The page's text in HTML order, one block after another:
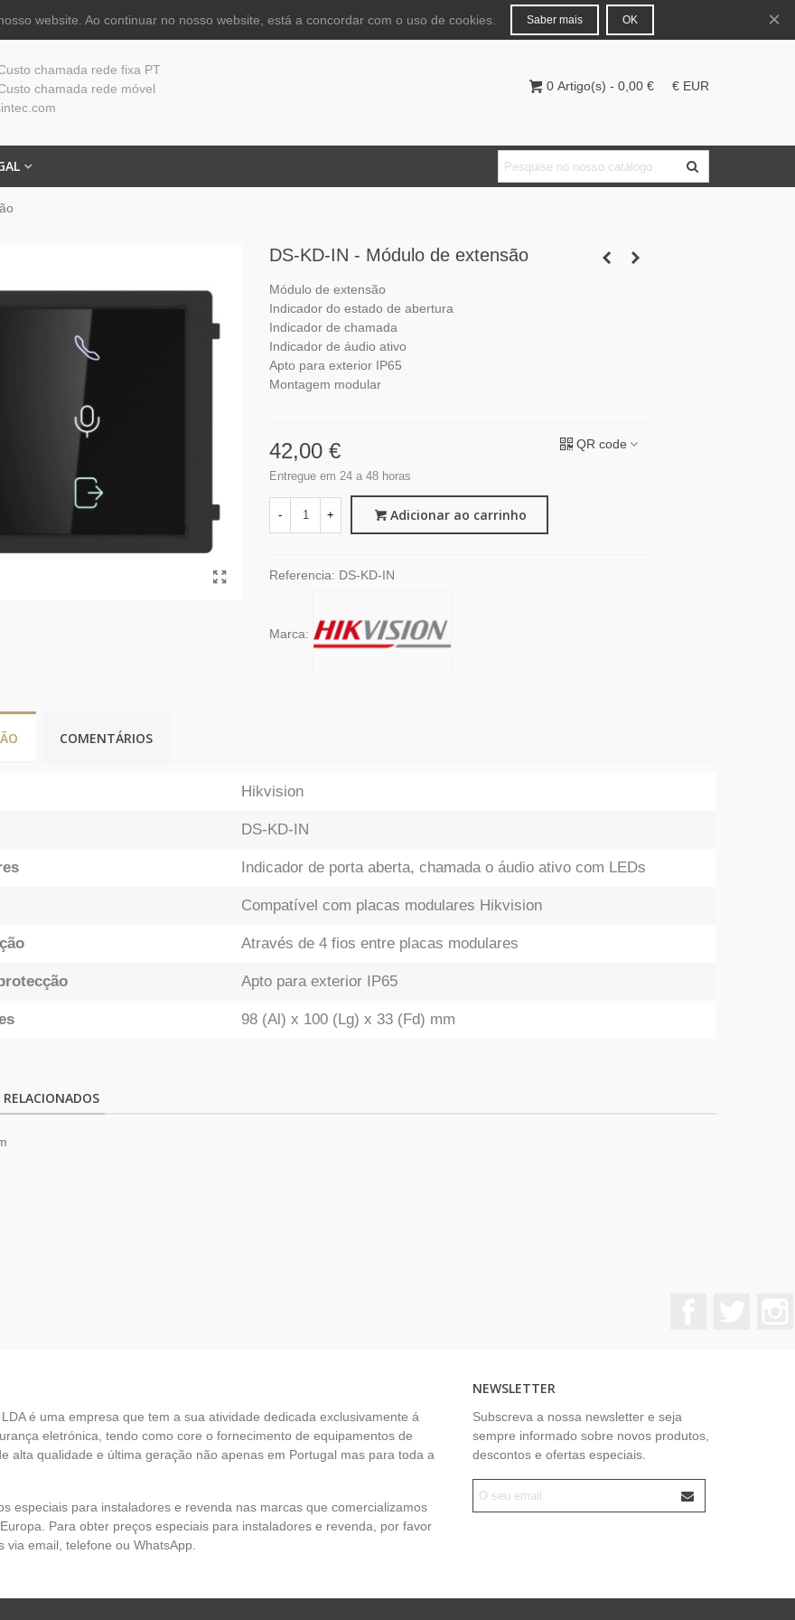
Português
chamada rede fixa PT
chamada rede móvel
0 Artigo(s) - 0,00 € € EUR
DS-KD-IN - Módulo de extensão
Módulo de extensão
Indicador do estado de abertura
Indicador de chamada
Indicador de áudio ativo
Apto para exterior IP65
Montagem modular
42,00 €
Entregue em 24 a 48 horas
QR code
- + Adicionar ao carrinho
Referencia: DS-KD-IN
Marca:
COMENTÁRIOS
Hikvision
DS-KD-IN
Indicador de porta aberta, chamada o áudio ativo com LEDs
Compatível com placas modulares Hikvision
Através de 4 fios entre placas modulares
Apto para exterior IP65
98 (Al) x 100 (Lg) x 33 (Fd) mm
é uma empresa que tem a sua atividade dedicada exclusivamente á
eletrónica, tendo como core o fornecimento de equipamentos de
alta qualidade e última geração não apenas em Portugal mas para toda a
especiais para instaladores e revenda nas marcas que comercializamos
Para obter preços especiais para instaladores e revenda, por favor
via email, telefone ou WhatsApp.
NEWSLETTER
Subscreva a nossa newsletter e seja
sempre informado sobre novos produtos,
descontos e ofertas especiais.
website. Ao continuar no nosso website, está a concordar com o uso de cookies. Saber mais OK ×